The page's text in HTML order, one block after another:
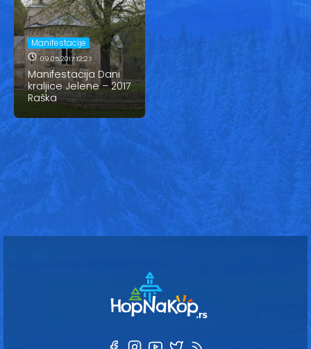
Manifestacije
09.05.2017 12:27
Manifestacija Dani
kraljice Jelene – 2017
Raška